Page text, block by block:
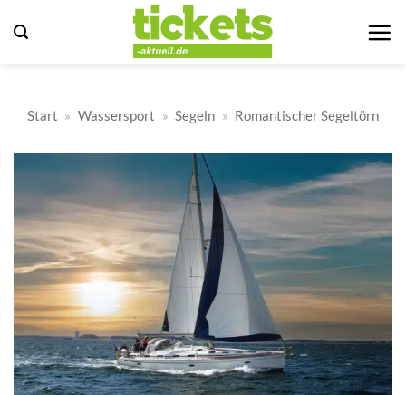
Inhalt
Start » Wassersport » Segeln » Romantischer Segeltörn